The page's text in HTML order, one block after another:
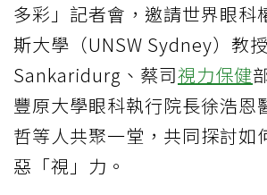
多彩」記者會，邀請世界眼科
斯大學（UNSW Sydney）教
Sankaridurg、蔡司視力保健
豐原大學眼科執行院長徐浩恩
哲等人共聚一堂，共同探討如
惡「視」力。